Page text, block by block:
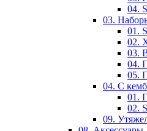
04.
03.
01.
02.
03.
04.
05.
04. С
01.
02.
09.